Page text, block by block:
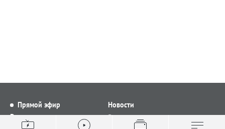
Прямой эфир
Видео
Новости
Все новости